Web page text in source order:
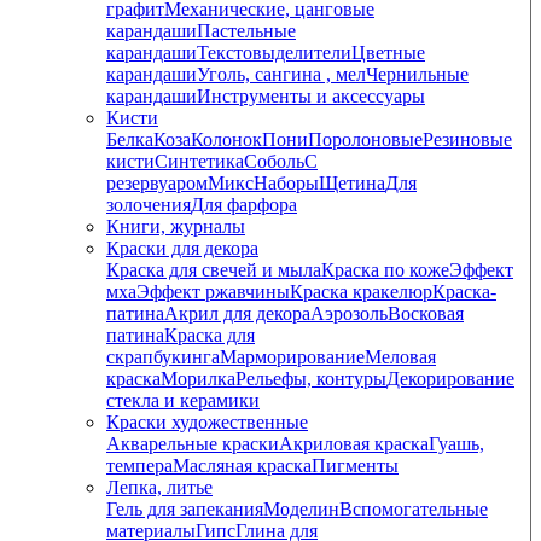
графитМеханические, цанговые
карандашиПастельные
карандашиТекстовыделителиЦветные
карандашиУголь, сангина , мелЧернильные
карандашиИнструменты и аксессуары
Кисти
БелкаКозаКолонокПониПоролоновыеРезиновые
кистиСинтетикаСобольС
резервуаромМиксНаборыЩетинаДля
золоченияДля фарфора
Книги, журналы
Краски для декора
Краска для свечей и мылаКраска по кожеЭффект
мхаЭффект ржавчиныКраска кракелюрКраска-
патинаАкрил для декораАэрозольВосковая
патинаКраска для
скрапбукингаМарморированиеМеловая
краскаМорилкаРельефы, контурыДекорирование
стекла и керамики
Краски художественные
Акварельные краскиАкриловая краскаГуашь,
темпераМасляная краскаПигменты
Лепка, литье
Гель для запеканияМоделинВспомогательные
материалыГипсГлина для